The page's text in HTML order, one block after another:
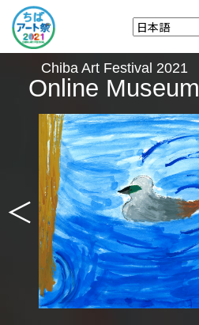
Chiba Art Festival 2021
Online Museum
＜